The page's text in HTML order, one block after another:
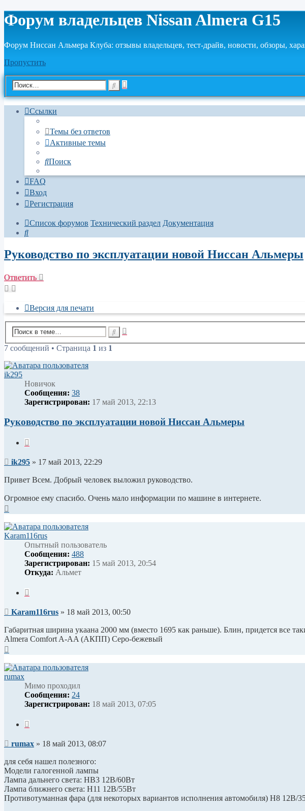
Форум владельцев Nissan Almera G15
Форум Ниссан Альмера Клуба: отзывы владельцев, тест-драйв, новости, обзоры,
Пропустить
Расширенный
Ссылки
Темы без ответов
Активные темы
Поиск
FAQ
Вход
Регистрация
Список форумов Технический раздел Документация
Поиск
Руководство по эксплуатации новой Ниссан Альмеры
Ответить
Версия для печати
7 сообщений • Страница 1 из 1
ik295
Новичок
Сообщения: 38
Зарегистрирован: 17 май 2013, 22:13
Руководство по эксплуатации новой Ниссан Альмеры
Цитата
Сообщение
ik295 » 17 май 2013, 22:29
Привет Всем. Добрый человек выложил руководство.
Огромное ему спасибо. Очень мало информации по машине в интернете.
к
началу
Karam116rus
Опытный пользователь
Сообщения: 488
Зарегистрирован: 15 май 2013, 20:54
Откуда: Альмет
Сообщение
Karam116rus » 18 май 2013, 00:50
Габаритная ширина укаана 2000 мм (вместо 1695 как раньше). Блин, придется все
Almera Comfort A-AA (АКПП) Серо-бежевый
началу
rumax
Мимо проходил
Сообщения: 24
Зарегистрирован: 18 май 2013, 07:05
Цитата
Сообщение
rumax » 18 май 2013, 08:07
для себя нашел полезного:
Модели галогенной лампы
Лампа дальнего света: HB3 12В/60Вт
Лампа ближнего света: H11 12В/55Вт
Противотуманная фара (для некоторых вариантов исполнения автомобиля) H8 12В/